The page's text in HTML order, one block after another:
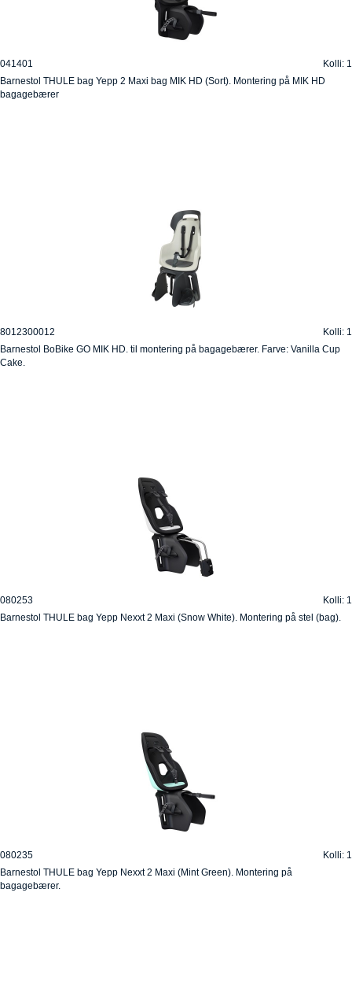
041401
Kolli: 1
Barnestol THULE bag Yepp 2 Maxi bag MIK HD (Sort). Montering på MIK HD
bagagebærer
8012300012
Kolli: 1
Barnestol BoBike GO MIK HD. til montering på bagagebærer. Farve: Vanilla Cup
Cake.
080253
Kolli: 1
Barnestol THULE bag Yepp Nexxt 2 Maxi (Snow White). Montering på stel (bag).
080235
Kolli: 1
Barnestol THULE bag Yepp Nexxt 2 Maxi (Mint Green). Montering på
bagagebærer.